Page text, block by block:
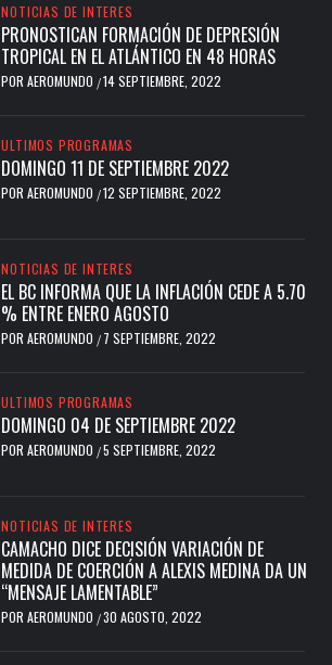
NOTICIAS DE INTERES
PRONOSTICAN FORMACIÓN DE DEPRESIÓN
TROPICAL EN EL ATLÁNTICO EN 48 HORAS
POR AEROMUNDO /14 SEPTIEMBRE, 2022
ULTIMOS PROGRAMAS
DOMINGO 11 DE SEPTIEMBRE 2022
POR AEROMUNDO /12 SEPTIEMBRE, 2022
NOTICIAS DE INTERES
EL BC INFORMA QUE LA INFLACIÓN CEDE A 5.70
% ENTRE ENERO AGOSTO
POR AEROMUNDO / 7 SEPTIEMBRE, 2022
ULTIMOS PROGRAMAS
DOMINGO 04 DE SEPTIEMBRE 2022
POR AEROMUNDO /5 SEPTIEMBRE, 2022
NOTICIAS DE INTERES
CAMACHO DICE DECISIÓN VARIACIÓN DE
MEDIDA DE COERCIÓN A ALEXIS MEDINA DA UN
“MENSAJE LAMENTABLE”
POR AEROMUNDO /30 AGOSTO, 2022